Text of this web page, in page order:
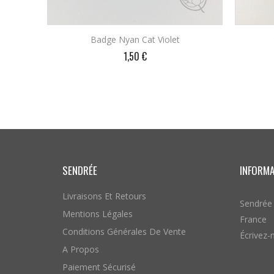
Badge Nyan Cat Violet
Prix
1,50 €
SENDRÉE
Livraisons Et Retours
Mentions Légales
Conditions Générales De Vente
A Propos
Paiement Sécurisé
Sendrée
France
Écrivez-